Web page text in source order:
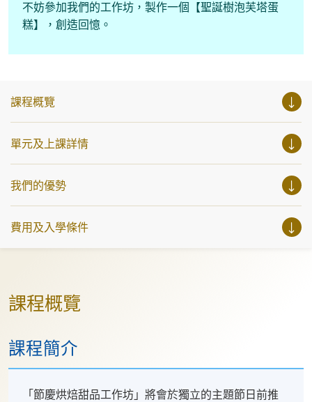
不妨參加我們的工作坊，製作一個【聖誕樹泡芙塔蛋
糕】，創造回憶。
課程概覽
單元及上課詳情
我們的優勢
費用及入學條件
課程概覽
課程簡介
「節慶烘焙甜品工作坊」將會於獨立的主題節日前推